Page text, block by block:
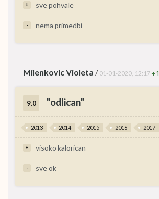
+ sve pohvale
- nema primedbi
Milenkovic Violeta / 01-01-2020, 12:17 +1
9.0 "odlican"
2013 2014 2015 2016 2017
+ visoko kalorican
- sve ok